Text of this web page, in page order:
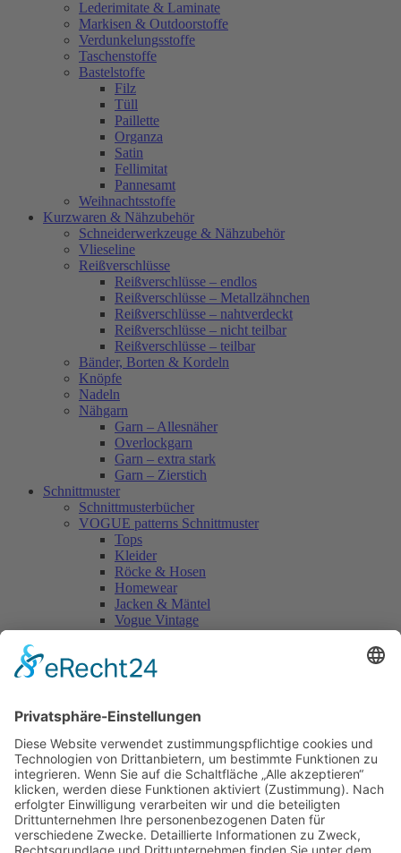
Lederimitate & Laminate
Markisen & Outdoorstoffe
Verdunkelungsstoffe
Taschenstoffe
Bastelstoffe
Filz
Tüll
Paillette
Organza
Satin
Fellimitat
Pannesamt
Weihnachtsstoffe
Kurzwaren & Nähzubehör
Schneiderwerkzeuge & Nähzubehör
Vlieseline
Reißverschlüsse
Reißverschlüsse – endlos
Reißverschlüsse – Metallzähnchen
Reißverschlüsse – nahtverdeckt
Reißverschlüsse – nicht teilbar
Reißverschlüsse – teilbar
Bänder, Borten & Kordeln
Knöpfe
Nadeln
Nähgarn
Garn – Allesnäher
Overlockgarn
Garn – extra stark
Garn – Zierstich
Schnittmuster
Schnittmusterbücher
VOGUE patterns Schnittmuster
Tops
Kleider
Röcke & Hosen
Homewear
Jacken & Mäntel
Vogue Vintage
Accessoires
Kleider
Homewear
Jacken & Mäntel
Curvy
Herren
Kids
Burda Fantasy
Accessoires & Deko